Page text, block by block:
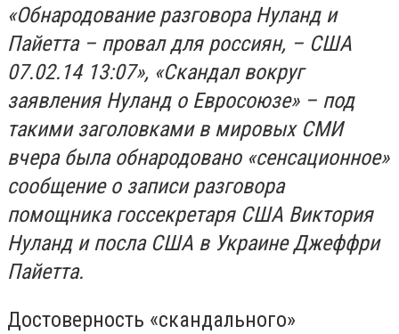
«Обнародование разговора Нуланд и
Пайетта – провал для россиян, – США
07.02.14 13:07», «Скандал вокруг
заявления Нуланд о Евросоюзе» – под
такими заголовками в мировых СМИ
вчера была обнародовано «сенсационное»
сообщение о записи разговора
помощника госсекретаря США Виктория
Нуланд и посла США в Украине Джеффри
Пайетта.
Достоверность «скандального»